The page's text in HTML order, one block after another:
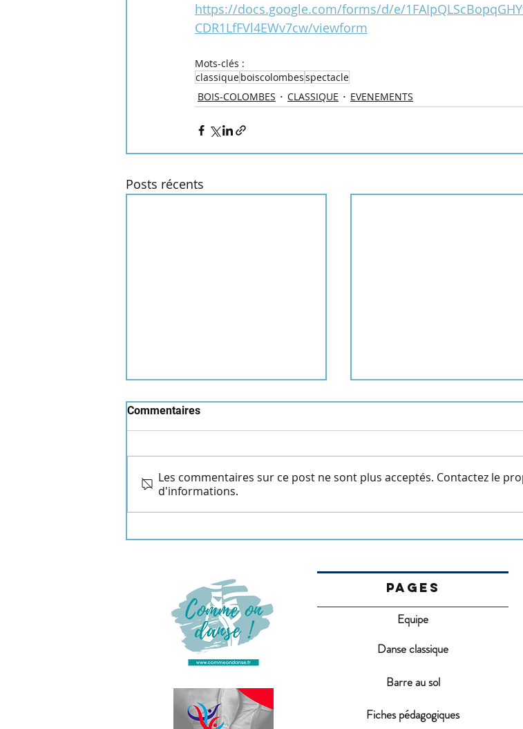
https://docs.google.com/forms/d/e/
CDR1LfFVl4EWv7cw/viewform
Mots-clés :
classiqueboiscolombesspectacle
BOIS-COLOMBES
CLASSIQUE EVENEMENTS
Posts récents
Fête de la MDJ 2026
Portes ouvertes 18 avril
Commentaires
Les commentaires sur ce post ne sont plus acceptés. Contactez le
d'informations.
PAGES
Danse classique
Barre au sol
Fiches pédagogiques
Equipe